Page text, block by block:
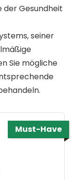
Gesundheit
seiner
Sie mögliche
Must-Have